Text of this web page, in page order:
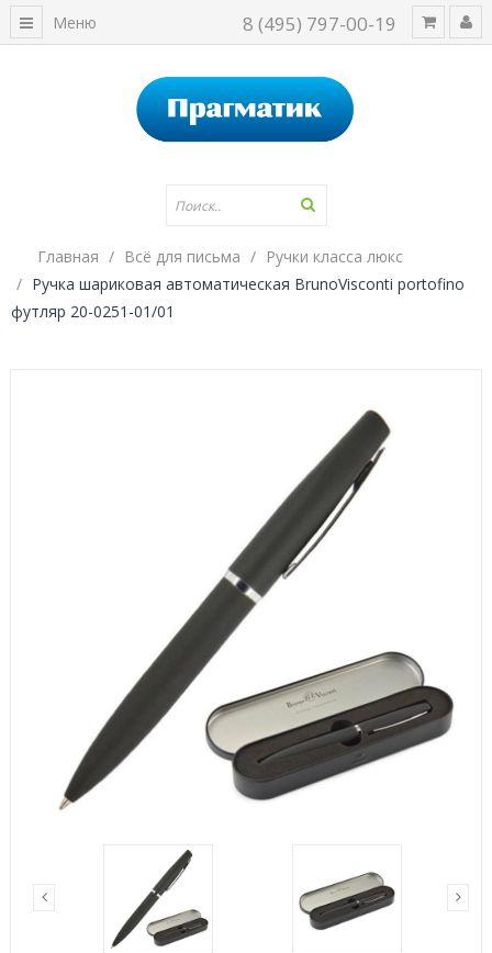
8 (495) 797-00-19
Меню
Главная Всё для письма
Ручки класса люкс
Ручка шариковая автоматическая BrunoVisconti portofino
футляр 20-0251-01/01